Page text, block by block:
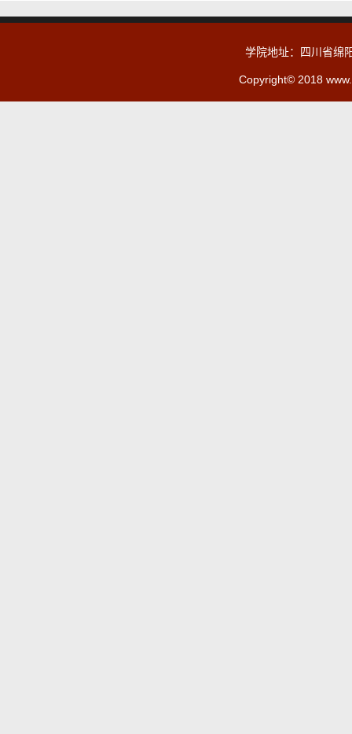
学院地址：四川省绵
Copyright© 2018